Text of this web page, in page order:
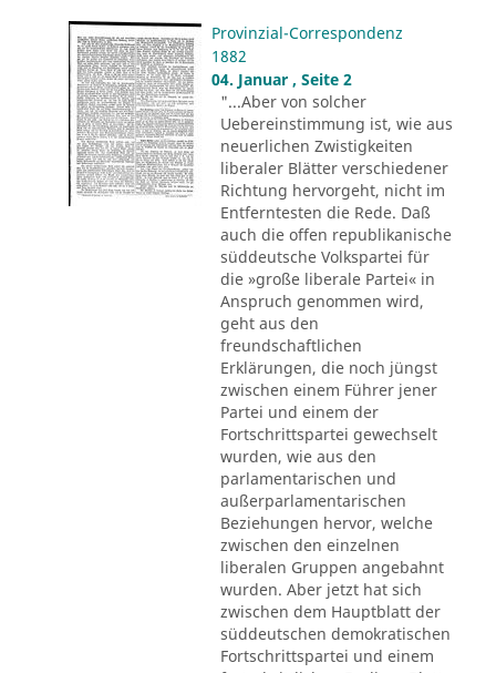
Provinzial-Correspondenz
1882
04. Januar , Seite 2
"...Aber von solcher
Uebereinstimmung ist, wie aus
neuerlichen Zwistigkeiten
liberaler Blätter verschiedener
Richtung hervorgeht, nicht im
Entferntesten die Rede. Daß
auch die offen republikanische
süddeutsche Volkspartei für
die »große liberale Partei« in
Anspruch genommen wird,
geht aus den
freundschaftlichen
Erklärungen, die noch jüngst
zwischen einem Führer jener
Partei und einem der
Fortschrittspartei gewechselt
wurden, wie aus den
parlamentarischen und
außerparlamentarischen
Beziehungen hervor, welche
zwischen den einzelnen
liberalen Gruppen angebahnt
wurden. Aber jetzt hat sich
zwischen dem Hauptblatt der
süddeutschen demokratischen
Fortschrittspartei und einem